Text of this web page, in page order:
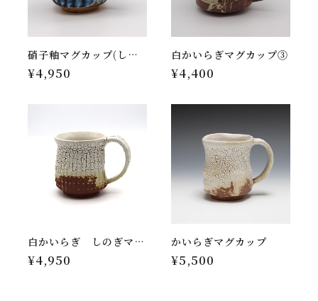
硝子釉マグカップ(しのぎ)⑮
¥4,950
白かいらぎマグカップ③
¥4,400
白かいらぎ しのぎマグカップ
¥4,950
かいらぎマグカップ
¥5,500